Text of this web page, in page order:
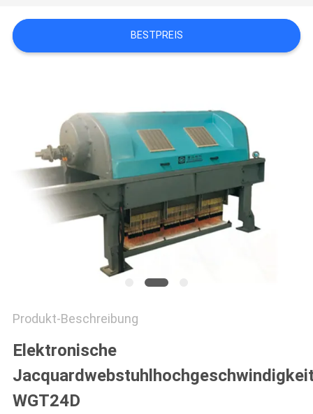
EIN
ANGEBOT
PRIVACY
POLICY
BESTPREIS
Produkt-Beschreibung
Elektronische
WGT24D